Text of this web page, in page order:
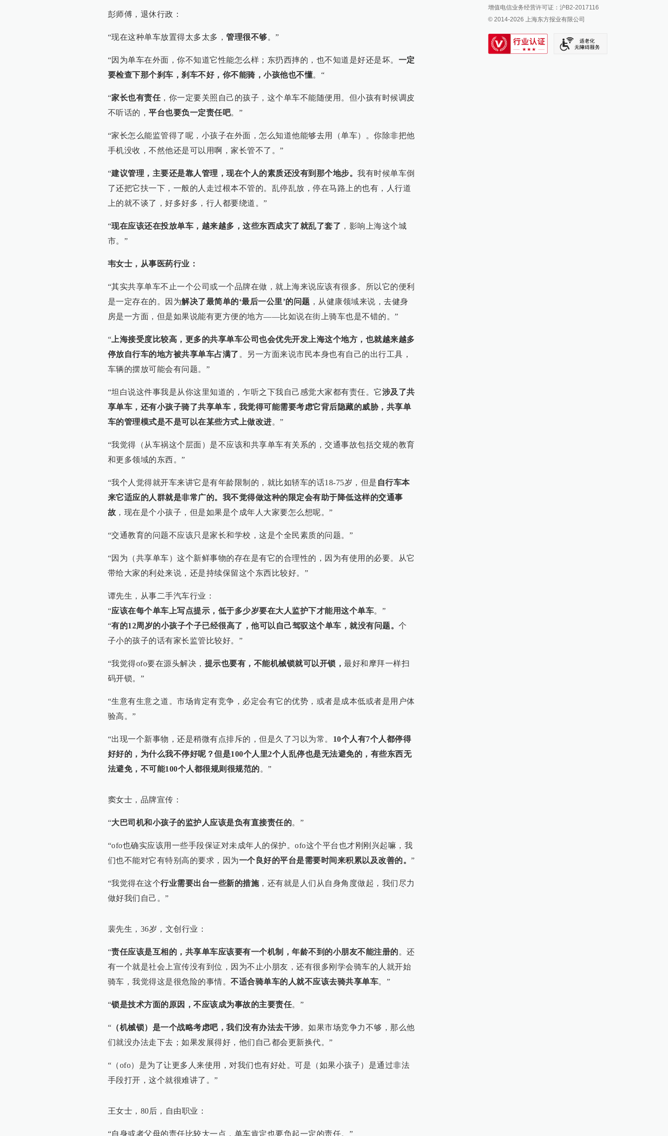
彭师傅，退休行政：
“现在这种单车放置得太多太多， 管理很不够。”
“因为单车在外面，你不知道它性能怎么样；东扔西摔的，也不知道是好还是坏。 一定
要检查下那个刹车，刹车不好，你不能骑，小孩他也不懂。“
“家长也有责任，你一定要关照自己的孩子，这个单车不能随便用。但小孩有时候调皮
不听话的， 平台也要负一定责任吧。”
“家长怎么能监管得了呢，小孩子在外面，怎么知道他能够去用（单车）。 你除非把他
手机没收，不然他还是可以用啊，家长管不了。”
“建议管理，主要还是靠人管理，现在个人的素质还没有到那个地步。 我有时候单车倒
了还把它扶一下，一般的人走过根本不管的。乱停乱放，停在马路上的也有，人行道
上的就不谈了，好多好多，行人都要绕道。”
“现在应该还在投放单车，越来越多，这些东西成灾了就乱了套了 ，影响上海这个城
市。”
韦女士，从事医药行业：
“其实共享单车不止一个公司或一个品牌在做，就上海来说应该有很多。所以它的便利
是一定存在的。因为解决了最简单的‘最后一公里’的问题 ，从健康领域来说，去健身
房是一方面，但是如果说能有更方便的地方——比如说在街上骑车也是不错的。”
“ 上海接受度比较高，更多的共享单车公司也会优先开发上海这个地方，也就越来越多
停放自行车的地方被共享单车占满了 。另一方面来说市民本身也有自己的出行工具，
车辆的摆放可能会有问题。”
“坦白说这件事我是从你这里知道的，乍听之下我自己感觉大家都有责任。它涉及了共
享单车，还有小孩子骑了共享单车，我觉得可能需要考虑它背后隐藏的威胁，共享单
车的管理模式是不是可以在某些方式上做改进。”
“我觉得（从车祸这个层面）是不应该和共享单车有关系的，交通事故包括交规的教育
和更多领域的东西。”
“我个人觉得就开车来讲它是有年龄限制的，就比如轿车的话18-75岁，但是 自行车本
来它适应的人群就是非常广的。我不觉得做这种的限定会有助于降低这样的交通事
故 ，现在是个小孩子，但是如果是个成年人大家要怎么想呢。”
“交通教育的问题不应该只是家长和学校，这是个全民素质的问题。”
“因为（共享单车）这个新鲜事物的存在是有它的合理性的，因为有使用的必要。从它
带给大家的利处来说，还是持续保留这个东西比较好。”
谭先生，从事二手汽车行业：
“应该在每个单车上写点提示，低于多少岁要在大人监护下才能用这个单车。”
“有的12周岁的小孩子个子已经很高了，他可以自己驾驭这个单车，就没有问题。 个
子小的孩子的话有家长监管比较好。”
“我觉得ofo要在源头解决， 提示也要有，不能机械锁就可以开锁， 最好和摩拜一样扫
码开锁。”
“生意有生意之道。市场肯定有竞争，必定会有它的优势，或者是成本低或者是用户体
验高。”
“出现一个新事物，还是稍微有点排斥的，但是久了习以为常。 10个人有7个人都停得
好好的，为什么我不停好呢？但是100个人里2个人乱停也是无法避免的，有些东西无
法避免，不可能100个人都很规则很规范的。”
窦女士，品牌宣传：
“大巴司机和小孩子的监护人应该是负有直接责任的。”
“ofo也确实应该用一些手段保证对未成年人的保护。ofo这个平台也才刚刚兴起嘛，我
们也不能对它有特别高的要求，因为一个良好的平台是需要时间来积累以及改善的。 ”
“我觉得在这个行业需要出台一些新的措施，还有就是人们从自身角度做起，我们尽力
做好我们自己。”
裴先生，36岁，文创行业：
“责任应该是互相的，共享单车应该要有一个机制，年龄不到的小朋友不能注册的。还
有一个就是社会上宣传没有到位，因为不止小朋友，还有很多刚学会骑车的人就开始
骑车，我觉得这是很危险的事情。 不适合骑单车的人就不应该去骑共享单车。”
“锁是技术方面的原因，不应该成为事故的主要责任。”
“ （机械锁）是一个战略考虑吧，我们没有办法去干涉。如果市场竞争力不够，那么他
们就没办法走下去；如果发展得好，他们自己都会更新换代。”
“（ofo）是为了让更多人来使用，对我们也有好处。可是（如果小孩子）是通过非法
手段打开，这个就很难讲了。”
王女士，80后，自由职业：
“自身或者父母的责任比较大一点，单车肯定也要负起一定的责任。”
派生万物开放平台
IP SHANGHAI
SIXTH TONE
增值电信业务经营许可证：沪B2-2017116
© 2014-2026 上海东方报业有限公司